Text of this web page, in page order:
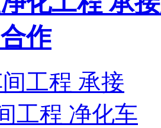
作